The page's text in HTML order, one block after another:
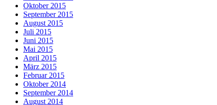
Oktober 2015
September 2015
August 2015
Juli 2015
Juni 2015
Mai 2015
April 2015
März 2015
Februar 2015
Oktober 2014
September 2014
August 2014